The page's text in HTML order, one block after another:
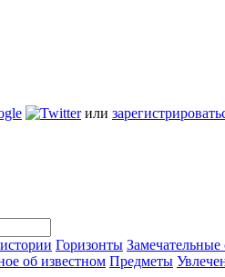
или
Горизонты
об известном Предметы